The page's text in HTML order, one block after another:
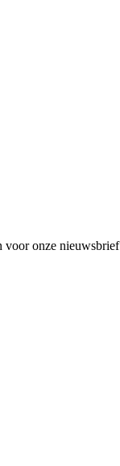
voor onze nieuwsbrief